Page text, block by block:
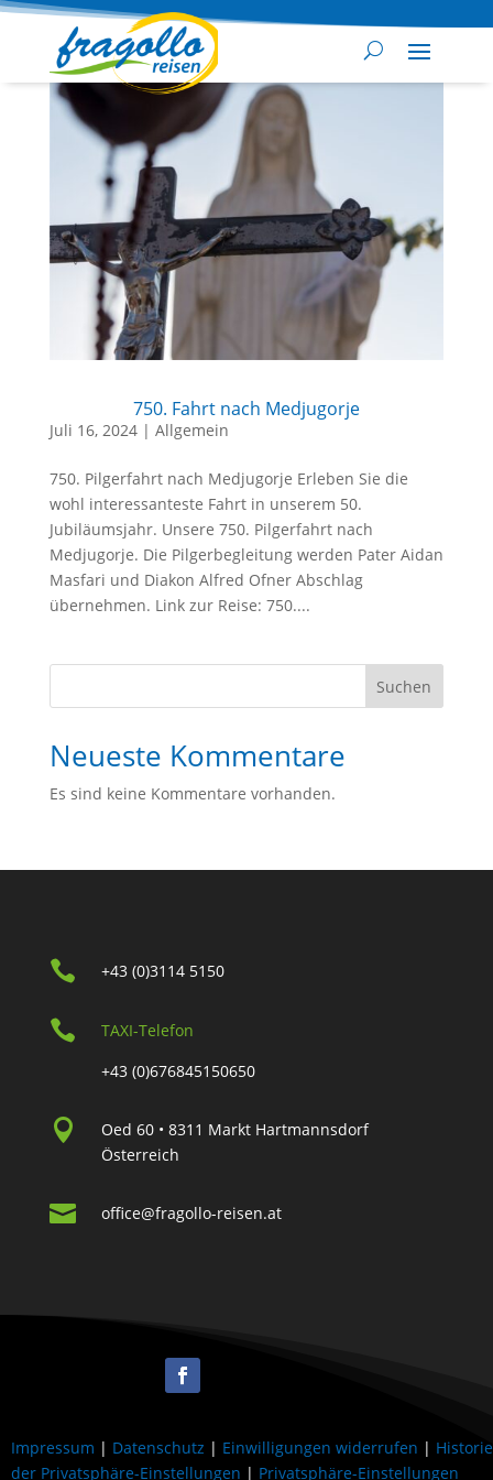
750. Fahrt nach Medjugorje
Juli 16, 2024| Allgemein
750. Pilgerfahrt nach Medjugorje Erleben Sie die
wohl interessanteste Fahrt in unserem 50.
Jubiläumsjahr. Unsere 750. Pilgerfahrt nach
Medjugorje. Die Pilgerbegleitung werden Pater Aidan
Masfari und Diakon Alfred Ofner Abschlag
übernehmen. Link zur Reise: 750....
Suchen
Neueste Kommentare
Es sind keine Kommentare vorhanden.
 +43 (0)3114 5150

TAXI-Telefon
+43 (0)676845150650

Oed 60 • 8311 Markt Hartmannsdorf
Österreich
 office@fragollo-reisen.at
Impressum | Datenschutz | Einwilligungen widerrufen | Historie
der Privatsphäre-Einstellungen | Privatsphäre-Einstellungen